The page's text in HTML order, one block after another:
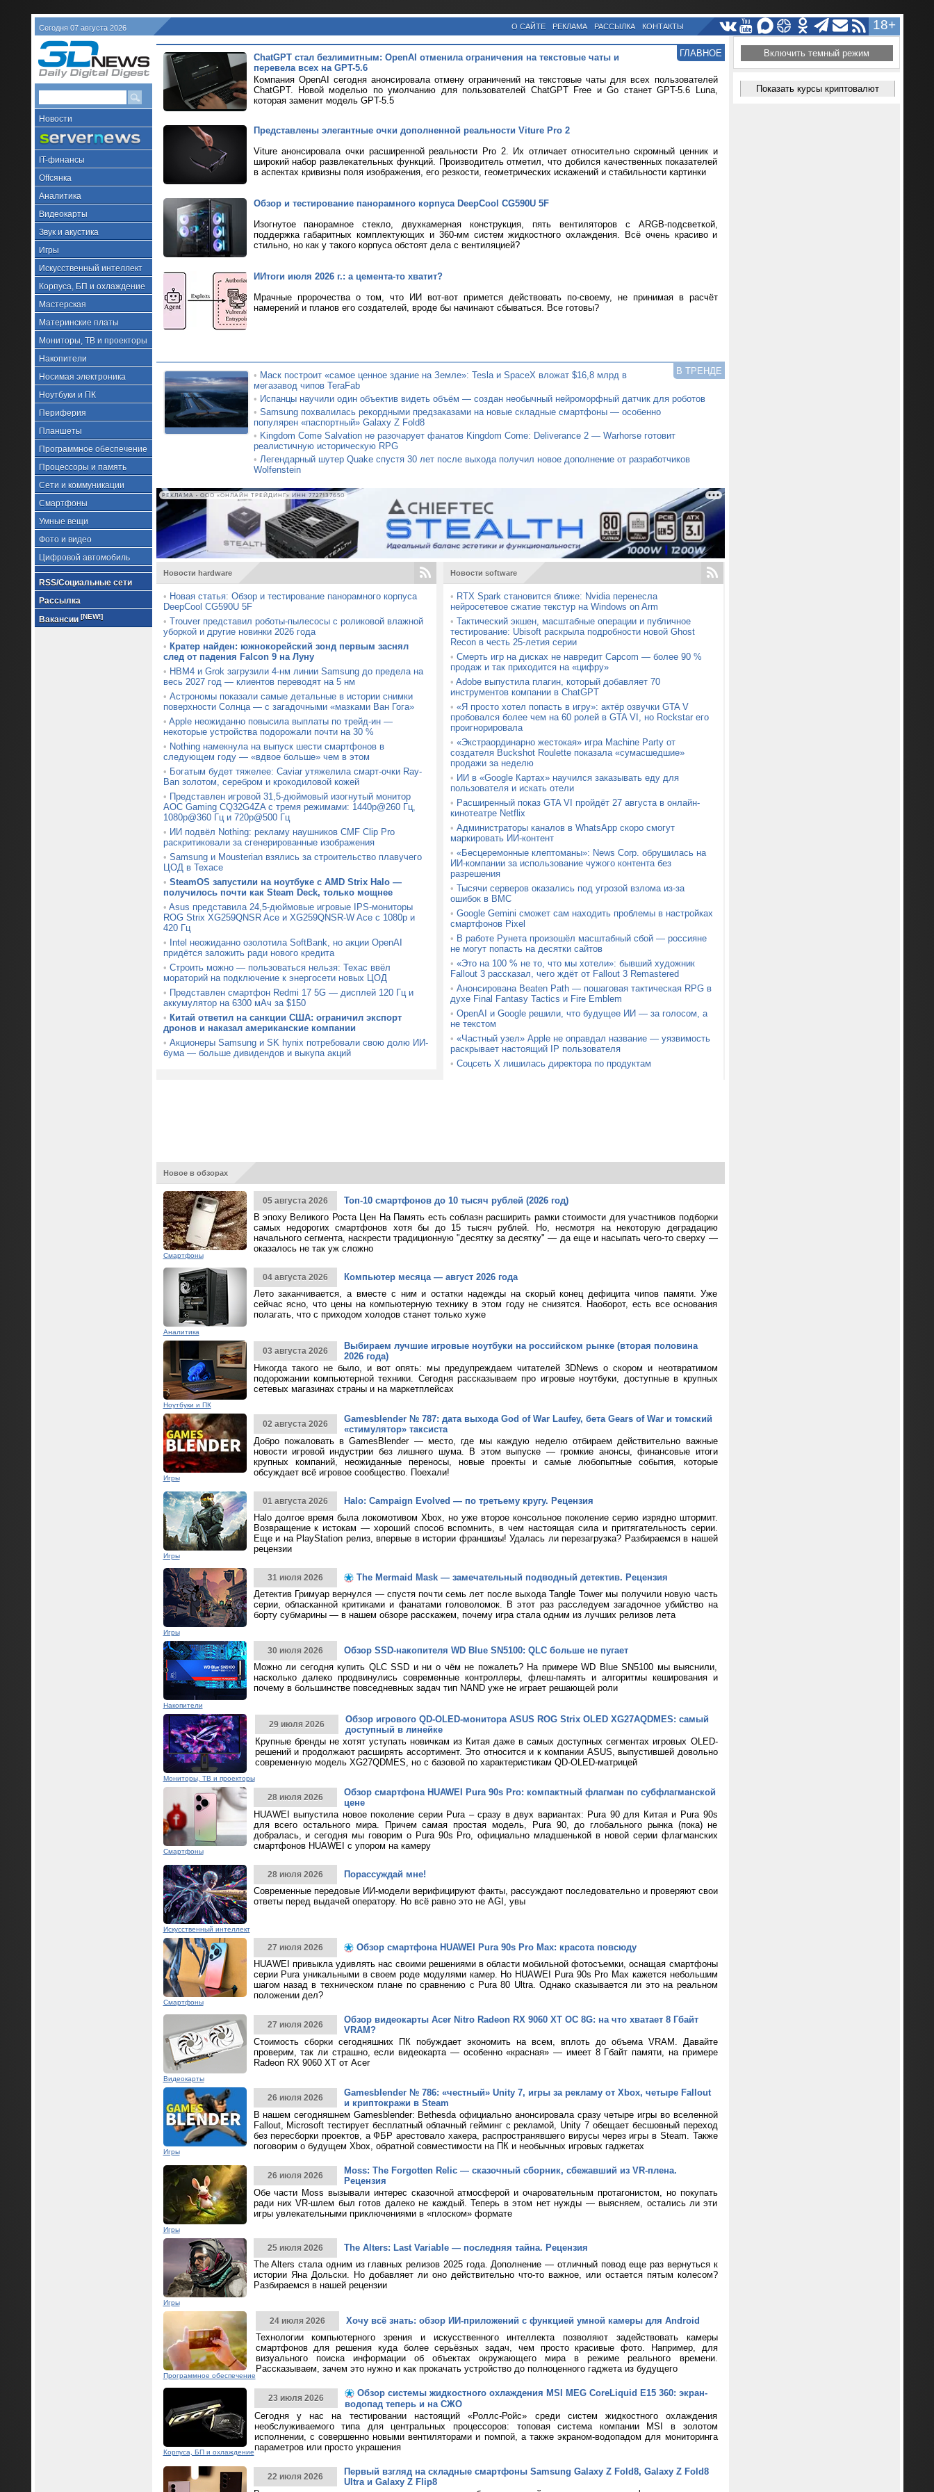
Сегодня 07 августа 2026 18+
О САЙТЕ РЕКЛАМА РАССЫЛКА КОНТАКТЫ
Новости
IT-финансы
Offсянка
Аналитика
Видеокарты
Звук и акустика
Игры
Искусственный интеллект
Корпуса, БП и охлаждение
Мастерская
Материнские платы
Мониторы, ТВ и проекторы
Накопители
Носимая электроника
Ноутбуки и ПК
Периферия
Планшеты
Программное обеспечение
Процессоры и память
Сети и коммуникации
Смартфоны
Умные вещи
Фото и видео
Цифровой автомобиль
RSS/Социальные сети
Рассылка
Вакансии [NEW!]
ГЛАВНОЕ
ChatGPT стал безлимитным: OpenAI отменила ограничения на текстовые чаты и
перевела всех на GPT-5.6
Компания OpenAI сегодня анонсировала отмену ограничений на текстовые чаты для всех пользователей
ChatGPT. Новой моделью по умолчанию для пользователей ChatGPT Free и Go станет GPT-5.6 Luna,
которая заменит модель GPT-5.5
Представлены элегантные очки дополненной реальности Viture Pro 2
Viture анонсировала очки расширенной реальности Pro 2. Их отличает относительно скромный ценник и
широкий набор развлекательных функций. Производитель отметил, что добился качественных показателей
в аспектах кривизны поля изображения, его резкости, геометрических искажений и стабильности картинки
Обзор и тестирование панорамного корпуса DeepCool CG590U 5F
Изогнутое панорамное стекло, двухкамерная конструкция, пять вентиляторов с ARGB-подсветкой,
поддержка габаритных комплектующих и 360-мм систем жидкостного охлаждения. Всё очень красиво и
стильно, но как у такого корпуса обстоят дела с вентиляцией?
ИИтоги июля 2026 г.: а цемента-то хватит?
Мрачные пророчества о том, что ИИ вот-вот примется действовать по-своему, не принимая в расчёт
намерений и планов его создателей, вроде бы начинают сбываться. Все готовы?
В ТРЕНДЕ
• Маск построит «самое ценное здание на Земле»: Tesla и SpaceX вложат $16,8 млрд в
мегазавод чипов TeraFab
• Испанцы научили один объектив видеть объём — создан необычный нейроморфный датчик для роботов
• Samsung похвалилась рекордными предзаказами на новые складные смартфоны — особенно
популярен «паспортный» Galaxy Z Fold8
• Kingdom Come Salvation не разочарует фанатов Kingdom Come: Deliverance 2 — Warhorse готовит
реалистичную историческую RPG
• Легендарный шутер Quake спустя 30 лет после выхода получил новое дополнение от разработчиков
Wolfenstein
РЕКЛАМА • ООО «ОНЛАЙН ТРЕЙДИНГ» ИНН 7727137650
Новости hardware
• Новая статья: Обзор и тестирование панорамного корпуса
DeepCool CG590U 5F
• Trouver представил роботы-пылесосы с роликовой влажной
уборкой и другие новинки 2026 года
• Кратер найден: южнокорейский зонд первым заснял
след от падения Falcon 9 на Луну
• HBM4 и Grok загрузили 4-нм линии Samsung до предела на
весь 2027 год — клиентов переводят на 5 нм
• Астрономы показали самые детальные в истории снимки
поверхности Солнца — с загадочными «мазками Ван Гога»
• Apple неожиданно повысила выплаты по трейд-ин —
некоторые устройства подорожали почти на 30 %
• Nothing намекнула на выпуск шести смартфонов в
следующем году — «вдвое больше» чем в этом
• Богатым будет тяжелее: Caviar утяжелила смарт-очки Ray-
Ban золотом, серебром и крокодиловой кожей
• Представлен игровой 31,5-дюймовый изогнутый монитор
AOC Gaming CQ32G4ZA с тремя режимами: 1440p@260 Гц,
1080p@360 Гц и 720p@500 Гц
• ИИ подвёл Nothing: рекламу наушников CMF Clip Pro
раскритиковали за сгенерированные изображения
• Samsung и Mousterian взялись за строительство плавучего
ЦОД в Техасе
• SteamOS запустили на ноутбуке с AMD Strix Halo —
получилось почти как Steam Deck, только мощнее
• Asus представила 24,5-дюймовые игровые IPS-мониторы
ROG Strix XG259QNSR Ace и XG259QNSR-W Ace с 1080p и
420 Гц
• Intel неожиданно озолотила SoftBank, но акции OpenAI
придётся заложить ради нового кредита
• Строить можно — пользоваться нельзя: Техас ввёл
мораторий на подключение к энергосети новых ЦОД
• Представлен смартфон Redmi 17 5G — дисплей 120 Гц и
аккумулятор на 6300 мАч за $150
• Китай ответил на санкции США: ограничил экспорт
дронов и наказал американские компании
• Акционеры Samsung и SK hynix потребовали свою долю ИИ-
бума — больше дивидендов и выкупа акций
Новости software
• RTX Spark становится ближе: Nvidia перенесла
нейросетевое сжатие текстур на Windows on Arm
• Тактический экшен, масштабные операции и публичное
тестирование: Ubisoft раскрыла подробности новой Ghost
Recon в честь 25-летия серии
• Смерть игр на дисках не навредит Capcom — более 90 %
продаж и так приходится на «цифру»
• Adobe выпустила плагин, который добавляет 70
инструментов компании в ChatGPT
• «Я просто хотел попасть в игру»: актёр озвучки GTA V
пробовался более чем на 60 ролей в GTA VI, но Rockstar его
проигнорировала
• «Экстраординарно жестокая» игра Machine Party от
создателя Buckshot Roulette показала «сумасшедшие»
продажи за неделю
• ИИ в «Google Картах» научился заказывать еду для
пользователя и искать отели
• Расширенный показ GTA VI пройдёт 27 августа в онлайн-
кинотеатре Netflix
• Администраторы каналов в WhatsApp скоро смогут
маркировать ИИ-контент
• «Бесцеремонные клептоманы»: News Corp. обрушилась на
ИИ-компании за использование чужого контента без
разрешения
• Тысячи серверов оказались под угрозой взлома из-за
ошибок в BMC
• Google Gemini сможет сам находить проблемы в настройках
смартфонов Pixel
• В работе Рунета произошёл масштабный сбой — россияне
не могут попасть на десятки сайтов
• «Это на 100 % не то, что мы хотели»: бывший художник
Fallout 3 рассказал, чего ждёт от Fallout 3 Remastered
• Анонсирована Beaten Path — пошаговая тактическая RPG в
духе Final Fantasy Tactics и Fire Emblem
• OpenAI и Google решили, что будущее ИИ — за голосом, а
не текстом
• «Частный узел» Apple не оправдал название — уязвимость
раскрывает настоящий IP пользователя
• Соцсеть X лишилась директора по продуктам
Новое в обзорах
Смартфоны
05 августа 2026
Топ-10 смартфонов до 10 тысяч рублей (2026 год)
В эпоху Великого Роста Цен На Память есть соблазн расширить рамки стоимости для участников подборки
самых недорогих смартфонов хотя бы до 15 тысяч рублей. Но, несмотря на некоторую деградацию
начального сегмента, наскрести традиционную "десятку за десятку" — да еще и насыпать чего-то сверху —
оказалось не так уж сложно
Аналитика
04 августа 2026
Компьютер месяца — август 2026 года
Лето заканчивается, а вместе с ним и остатки надежды на скорый конец дефицита чипов памяти. Уже
сейчас ясно, что цены на компьютерную технику в этом году не снизятся. Наоборот, есть все основания
полагать, что с приходом холодов станет только хуже
Ноутбуки и ПК
03 августа 2026
Выбираем лучшие игровые ноутбуки на российском рынке (вторая половина
2026 года)
Никогда такого не было, и вот опять: мы предупреждаем читателей 3DNews о скором и неотвратимом
подорожании компьютерной техники. Сегодня рассказываем про игровые ноутбуки, доступные в крупных
сетевых магазинах страны и на маркетплейсах
Игры
02 августа 2026
Gamesblender № 787: дата выхода God of War Laufey, бета Gears of War и томский
«стимулятор» таксиста
Добро пожаловать в GamesBlender — место, где мы каждую неделю отбираем действительно важные
новости игровой индустрии без лишнего шума. В этом выпуске — громкие анонсы, финансовые итоги
крупных компаний, неожиданные переносы, новые проекты и самые любопытные события, которые
обсуждает всё игровое сообщество. Поехали!
Игры
01 августа 2026
Halo: Campaign Evolved — по третьему кругу. Рецензия
Halo долгое время была локомотивом Xbox, но уже второе консольное поколение серию изрядно штормит.
Возвращение к истокам — хороший способ вспомнить, в чем настоящая сила и притягательность серии.
Еще и на PlayStation релиз, впервые в истории франшизы! Удалась ли перезагрузка? Разбираемся в нашей
рецензии
Игры
31 июля 2026
The Mermaid Mask — замечательный подводный детектив. Рецензия
Детектив Гримуар вернулся — спустя почти семь лет после выхода Tangle Tower мы получили новую часть
серии, обласканной критиками и фанатами головоломок. В этот раз расследуем загадочное убийство на
борту субмарины — в нашем обзоре расскажем, почему игра стала одним из лучших релизов лета
Накопители
30 июля 2026
Обзор SSD-накопителя WD Blue SN5100: QLC больше не пугает
Можно ли сегодня купить QLC SSD и ни о чём не пожалеть? На примере WD Blue SN5100 мы выяснили,
насколько далеко продвинулись современные контроллеры, флеш-память и алгоритмы кеширования и
почему в большинстве повседневных задач тип NAND уже не играет решающей роли
Мониторы, ТВ и проекторы
29 июля 2026
Обзор игрового QD-OLED-монитора ASUS ROG Strix OLED XG27AQDMES: самый
доступный в линейке
Крупные бренды не хотят уступать новичкам из Китая даже в самых доступных сегментах игровых OLED-
решений и продолжают расширять ассортимент. Это относится и к компании ASUS, выпустившей довольно
современную модель XG27QDMES, но с базовой по характеристикам QD-OLED-матрицей
Смартфоны
28 июля 2026
Обзор смартфона HUAWEI Pura 90s Pro: компактный флагман по субфлагманской
цене
HUAWEI выпустила новое поколение серии Pura – сразу в двух вариантах: Pura 90 для Китая и Pura 90s
для всего остального мира. Причем самая простая модель, Pura 90, до глобального рынка (пока) не
добралась, и сегодня мы говорим о Pura 90s Pro, официально младшенькой в новой серии флагманских
смартфонов HUAWEI с упором на камеру
Искусственный интеллект
28 июля 2026
Порассуждай мне!
Современные передовые ИИ-модели верифицируют факты, рассуждают последовательно и проверяют свои
ответы перед выдачей оператору. Но всё равно это не AGI, увы
Смартфоны
27 июля 2026
Обзор смартфона HUAWEI Pura 90s Pro Max: красота повсюду
HUAWEI привыкла удивлять нас своими решениями в области мобильной фотосъемки, оснащая смартфоны
серии Pura уникальными в своем роде модулями камер. Но HUAWEI Pura 90s Pro Max кажется небольшим
шагом назад в техническом плане по сравнению с Pura 80 Ultra. Однако сказывается ли это на реальном
положении дел?
Видеокарты
27 июля 2026
Обзор видеокарты Acer Nitro Radeon RX 9060 XT OC 8G: на что хватает 8 Гбайт
VRAM?
Стоимость сборки сегодняшних ПК побуждает экономить на всем, вплоть до объема VRAM. Давайте
проверим, так ли страшно, если видеокарта — особенно «красная» — имеет 8 Гбайт памяти, на примере
Radeon RX 9060 XT от Acer
Игры
26 июля 2026
Gamesblender № 786: «честный» Unity 7, игры за рекламу от Xbox, четыре Fallout
и криптокражи в Steam
В нашем сегодняшнем Gamesblender: Bethesda официально анонсировала сразу четыре игры во вселенной
Fallout, Microsoft тестирует бесплатный облачный гейминг с рекламой, Unity 7 обещает бесшовный переход
без пересборки проектов, а ФБР арестовало хакера, распространявшего вирусы через игры в Steam. Также
поговорим о будущем Xbox, обратной совместимости на ПК и необычных игровых гаджетах
Игры
26 июля 2026
Moss: The Forgotten Relic — сказочный сборник, сбежавший из VR-плена.
Рецензия
Обе части Moss вызывали интерес сказочной атмосферой и очаровательным протагонистом, но покупать
ради них VR-шлем был готов далеко не каждый. Теперь в этом нет нужды — выясняем, остались ли эти
игры увлекательными приключениями в «плоском» формате
Игры
25 июля 2026
The Alters: Last Variable — последняя тайна. Рецензия
The Alters стала одним из главных релизов 2025 года. Дополнение — отличный повод еще раз вернуться к
истории Яна Дольски. Но добавляет ли оно действительно что-то важное, или остается пятым колесом?
Разбираемся в нашей рецензии
Программное обеспечение
24 июля 2026
Хочу всё знать: обзор ИИ-приложений с функцией умной камеры для Android
Технологии компьютерного зрения и искусственного интеллекта позволяют задействовать камеры
смартфонов для решения куда более серьёзных задач, чем просто красивые фото. Например, для
визуального поиска информации об объектах окружающего мира в режиме реального времени.
Рассказываем, зачем это нужно и как прокачать устройство до полноценного гаджета из будущего
Корпуса, БП и охлаждение
23 июля 2026
Обзор системы жидкостного охлаждения MSI MEG CoreLiquid E15 360: экран-
водопад теперь и на СЖО
Сегодня у нас на тестировании настоящий «Роллс-Ройс» среди систем жидкостного охлаждения
необслуживаемого типа для центральных процессоров: топовая система компании MSI в золотом
исполнении, с совершенно новыми вентиляторами и помпой, а также экраном-водопадом для мониторинга
параметров или просто украшения
22 июля 2026
Первый взгляд на складные смартфоны Samsung Galaxy Z Fold8, Galaxy Z Fold8
Ultra и Galaxy Z Flip8
Включить темный режим
Показать курсы криптовалют